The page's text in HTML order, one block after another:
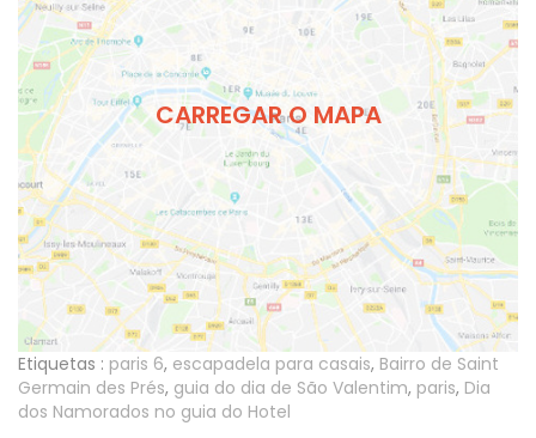
CARREGAR O MAPA
Etiquetas : paris 6, escapadela para casais, Bairro de Saint
Germain des Prés, guia do dia de São Valentim, paris, Dia
dos Namorados no guia do Hotel